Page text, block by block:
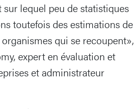
lequel peu de statistiques
toutefois des estimations de
organismes qui se recoupent»,
expert en évaluation et
et administrateur